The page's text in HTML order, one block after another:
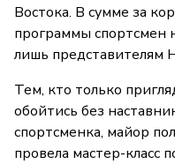
Востока. В сумме за
программы спортсмен
лишь представителям
Тем, кто только
обойтись без
спортсменка, майор
провела мастер-класс